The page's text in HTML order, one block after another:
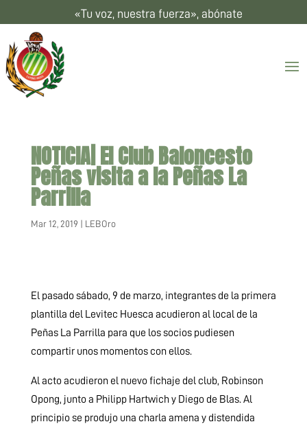
«Tu voz, nuestra fuerza», abónate
NOTICIA| El Club Baloncesto
Peñas visita a la Peñas La
Parrilla
Mar 12, 2019 LEBOro
El pasado sábado, 9 de marzo, integrantes de la primera
plantilla del Levitec Huesca acudieron al local de la
Peñas La Parrilla para que los socios pudiesen
compartir unos momentos con ellos.
Al acto acudieron el nuevo fichaje del club, Robinson
Opong, junto a Philipp Hartwich y Diego de Blas. Al
principio se produjo una charla amena y distendida